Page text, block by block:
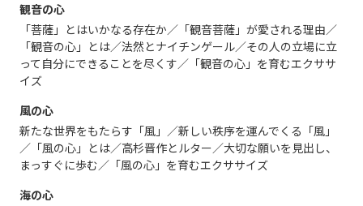
観音の心
「菩薩」とはいかなる存在か／「観音菩薩」が愛される理由／
「観音の心」とは／法然とナイチンゲール／その人の立場に立
って自分にできることを尽くす／「観音の心」を育むエクササ
イズ
風の心
新たな世界をもたらす「風」／新しい秩序を運んでくる「風」
／「風の心」とは／高杉晋作とルター／大切な願いを見出し、
まっすぐに歩む／「風の心」を育むエクササイズ
海の心